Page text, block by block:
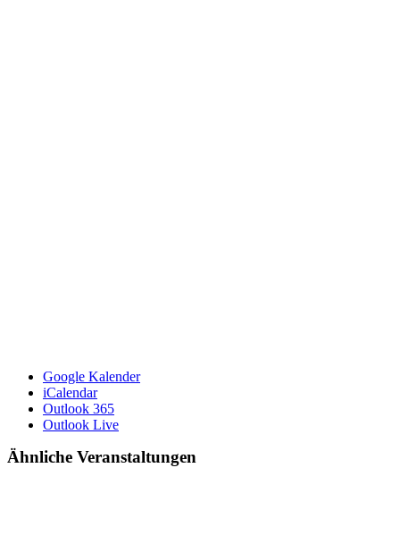
Google Kalender
iCalendar
Outlook 365
Outlook Live
Ähnliche Veranstaltungen